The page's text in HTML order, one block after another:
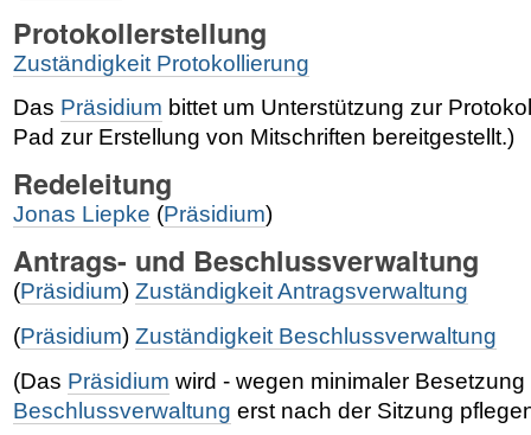
Protokollerstellung
Zuständigkeit Protokollierung
Das Präsidium bittet um Unterstützung zur
Pad zur Erstellung von Mitschriften bereitgestellt.)
Redeleitung
Jonas Liepke (Präsidium)
Antrags- und Beschlussverwaltung
(Präsidium) Zuständigkeit Antragsverwaltung
(Präsidium) Zuständigkeit Beschlussverwaltung
(Das Präsidium wird - wegen minimaler
Beschlussverwaltung erst nach der Sitzung